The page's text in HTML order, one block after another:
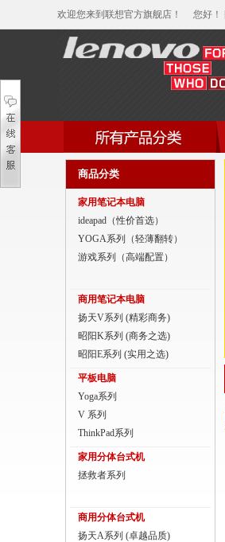
欢迎您来到联想官方旗舰店！ 您好 ！
家用笔记本电脑
商用笔记本电脑
平板电脑
商用分体台式机
家用一体台式机
ThinkPad
ThinkStation工作站
联想服务器
商品分类
家用笔记本电脑
ideapad（性价首选）
YOGA系列（轻薄翻转）
游戏系列（高端配置）
商用笔记本电脑
扬天V系列 (精彩商务)
昭阳K系列 (商务之选)
昭阳E系列 (实用之选)
平板电脑
Yoga系列
V 系列
ThinkPad系列
家用分体台式机
拯救者系列
商用分体台式机
扬天A系列 (卓越品质)